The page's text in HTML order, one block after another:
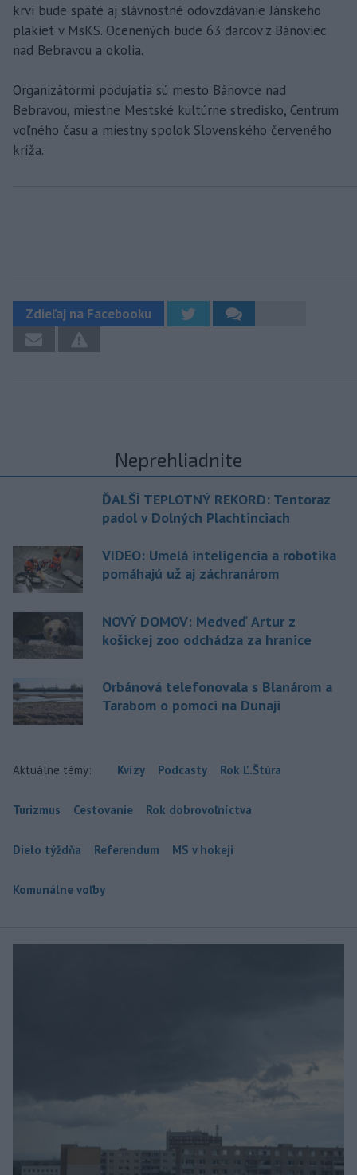
krvi bude späté aj slávnostné odovzdávanie Jánskeho
plakiet v MsKS. Ocenených bude 63 darcov z Bánoviec
nad Bebravou a okolia.
Organizátormi podujatia sú mesto Bánovce nad
Bebravou, miestne Mestské kultúrne stredisko, Centrum
voľného času a miestny spolok Slovenského červeného
kríža.
Zdieľaj na Facebooku
Neprehliadnite
ĎALŠÍ TEPLOTNÝ REKORD: Tentoraz
padol v Dolných Plachtinciach
VIDEO: Umelá inteligencia a robotika
pomáhajú už aj záchranárom
NOVÝ DOMOV: Medveď Artur z
košickej zoo odchádza za hranice
Orbánová telefonovala s Blanárom a
Tarabom o pomoci na Dunaji
Aktuálne témy: Kvízy Podcasty Rok Ľ.Štúra
Turizmus Cestovanie Rok dobrovoľníctva
Dielo týždňa Referendum MS v hokeji
Komunálne voľby